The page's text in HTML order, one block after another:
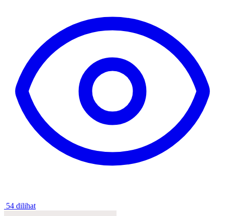
54 dilihat